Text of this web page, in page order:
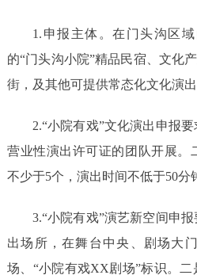
1.申报主体。在门头沟区
的“门头沟小院”精品民宿、文化
街，及其他可提供常态化文化演出
2.“小院有戏”文化演出申报要
营业性演出许可证的团队开展。
不少于5个，演出时间不低于50分
3.“小院有戏”演艺新空间申
出场所，在舞台中央、剧场大
场、“小院有戏XX剧场”标识。二